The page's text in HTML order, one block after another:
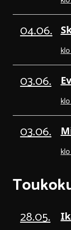
04.06.
03.06.
03.06.
28.05.